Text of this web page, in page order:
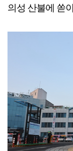
의성 산불에 쏟